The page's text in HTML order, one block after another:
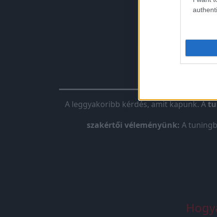
A leggyakoribb kérdés, amit kapunk. A
szakértői véleményünk: A